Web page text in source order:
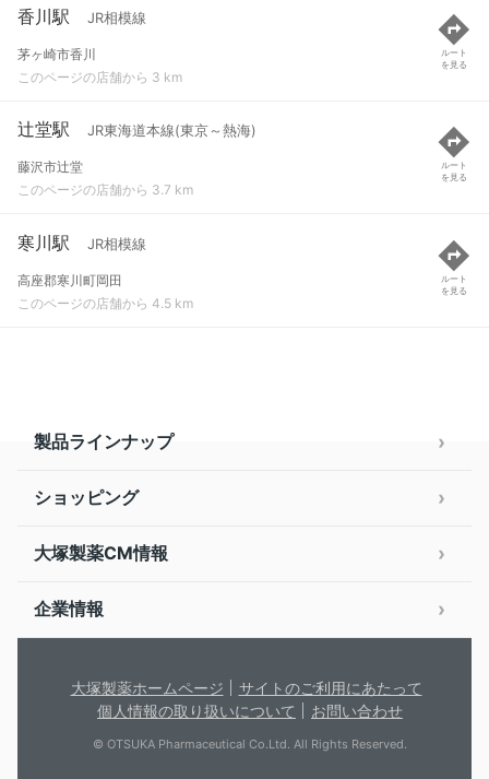
香川駅 JR相模線
茅ヶ崎市香川
このページの店舗から 3 km
ルート
を見る
辻堂駅 JR東海道本線(東京～熱海)
藤沢市辻堂
このページの店舗から 3.7 km
ルート
を見る
寒川駅 JR相模線
高座郡寒川町岡田
このページの店舗から 4.5 km
ルート
を見る
製品ラインナップ
ショッピング
大塚製薬CM情報
企業情報
大塚製薬ホームページ
サイトのご利用にあたって
個人情報の取り扱いについて
お問い合わせ
© OTSUKA Pharmaceutical Co.Ltd. All Rights Reserved.